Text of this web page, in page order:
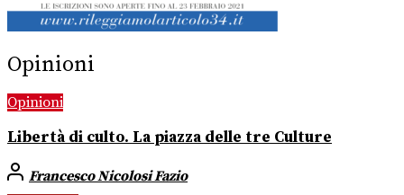
Opinioni
Opinioni
Libertà di culto. La piazza delle tre Culture
Francesco Nicolosi Fazio